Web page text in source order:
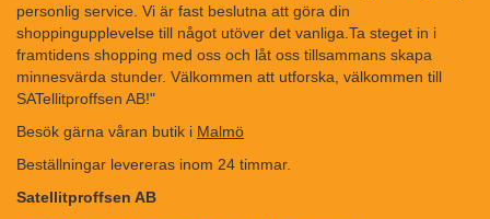
personlig service. Vi är fast beslutna att göra din
shoppingupplevelse till något utöver det vanliga.Ta steget in i
framtidens shopping med oss och låt oss tillsammans skapa
minnesvärda stunder. Välkommen att utforska, välkommen till
SATellitproffsen AB!"
Besök gärna våran butik i Malmö
Beställningar levereras inom 24 timmar.
Satellitproffsen AB